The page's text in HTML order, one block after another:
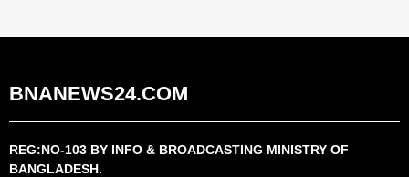
BNANEWS24.COM
REG:NO-103 BY INFO & BROADCASTING MINISTRY OF
BANGLADESH.